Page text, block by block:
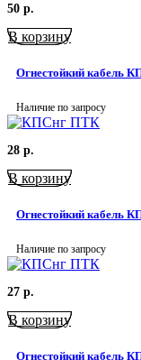
50 р.
В корзину
Огнестойкий кабель
Наличие по запросу
28 р.
В корзину
Огнестойкий кабель
Наличие по запросу
27 р.
В корзину
Огнестойкий кабель